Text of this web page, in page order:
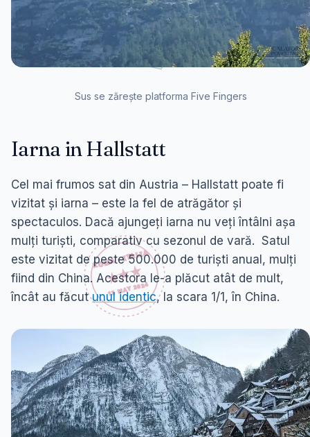
Sus se zărește platforma Five Fingers
Iarna in Hallstatt
Cel mai frumos sat din Austria – Hallstatt poate fi
vizitat și iarna – este la fel de atrăgător și
spectaculos. Dacă ajungeți iarna nu veți întâlni așa
mulți turiști, comparativ cu sezonul de vară. Satul
este vizitat de peste 500.000 de turiști anual, mulți
fiind din China. Acestora le-a plăcut atât de mult,
încât au făcutunul identic, la scara 1/1, în China.